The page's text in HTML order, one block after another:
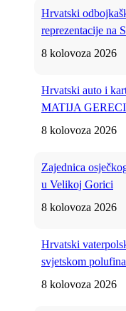
Hrvatski
reprezentacije na
8 kolovoza 2026
Hrvatski auto i
MATIJA GERECI
8 kolovoza 2026
Zajednica
u Velikoj Gorici
8 kolovoza 2026
Hrvatski
svjetskom
8 kolovoza 2026